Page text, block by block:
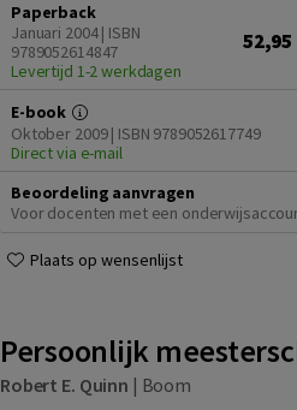
Paperback
Januari 2004 | ISBN
9789052614847
Levertijd 1-2 werkdagen
52,95
E-book
Oktober 2009 | ISBN 9789052617749
Direct via e-mail
Beoordeling aanvragen
Voor docenten met een
Plaats op wensenlijst
Persoonlijk
Robert E. Quinn | Boom